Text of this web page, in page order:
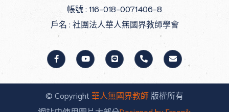
帳號 : 116-018-0071406-8
戶名 : 社團法人華人無國界教師學會
© Copyright 華人無國界教師 版權所有